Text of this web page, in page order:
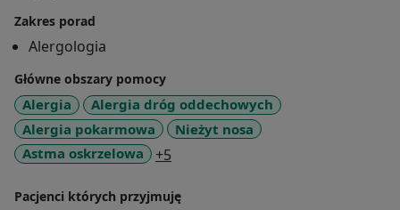
Zakres porad
Alergologia
Główne obszary pomocy
Alergia
Alergia dróg oddechowych
Alergia pokarmowa
Nieżyt nosa
Astma oskrzelowa
+5
Pacjenci których przyjmuję